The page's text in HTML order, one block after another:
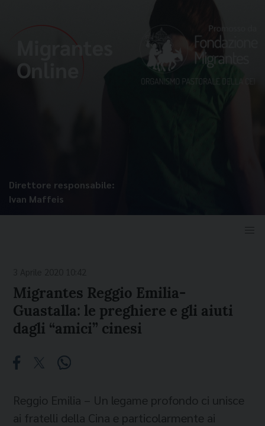
Direttore responsabile:
Ivan Maffeis
Migrantes Reggio Emilia-
Guastalla: le preghiere e gli aiuti
dagli “amici” cinesi
Reggio Emilia – Un legame profondo ci unisce
ai fratelli della Cina e particolarmente ai